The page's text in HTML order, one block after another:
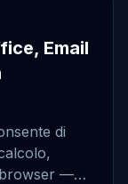
Email
di
browser —